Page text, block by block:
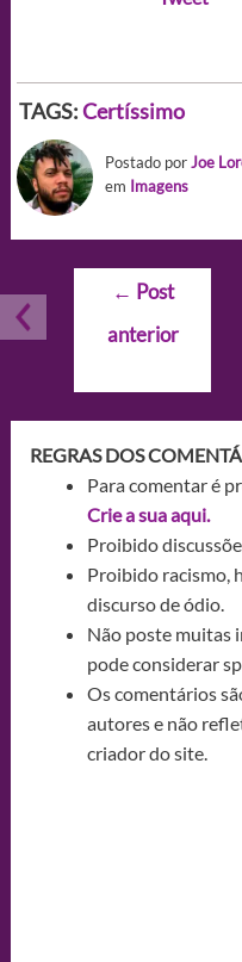
TAGS:Certíssimo
Postado porJoe
em Imagens
Navegação
Post
← Post
anterior
REGRAS DOS
Para comentar é
Crie a sua aqui.
Proibido
Proibido racismo,
discurso de ódio.
Não poste muitas
pode considerar
Os comentários
autores e não
criador do site.